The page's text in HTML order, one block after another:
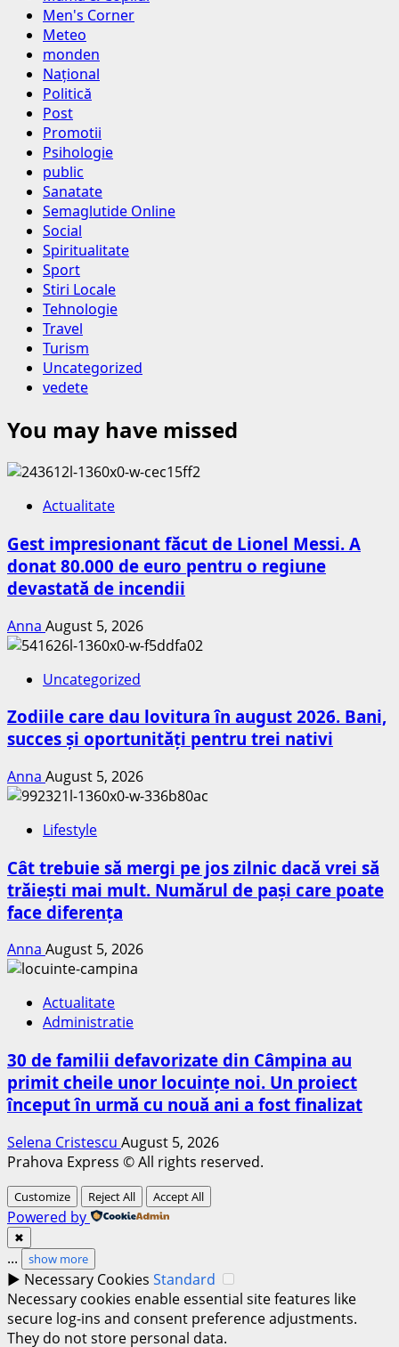
Men's Corner
Meteo
monden
Național
Politică
Post
Promotii
Psihologie
public
Sanatate
Semaglutide Online
Social
Spiritualitate
Sport
Stiri Locale
Tehnologie
Travel
Turism
Uncategorized
vedete
You may have missed
Actualitate
Gest impresionant făcut de Lionel Messi. A
donat 80.000 de euro pentru o regiune
devastată de incendii
Anna August 5, 2026
Uncategorized
Zodiile care dau lovitura în august 2026. Bani,
succes și oportunități pentru trei nativi
Anna August 5, 2026
Lifestyle
Cât trebuie să mergi pe jos zilnic dacă vrei să
trăiești mai mult. Numărul de pași care poate
face diferența
Anna August 5, 2026
Actualitate
Administratie
30 de familii defavorizate din Câmpina au
primit cheile unor locuințe noi. Un proiect
început în urmă cu nouă ani a fost finalizat
Selena Cristescu August 5, 2026
Prahova Express © All rights reserved.
Customize Reject All Accept All
Powered by
✖
... show more
► Necessary Cookies Standard
Necessary cookies enable essential site features like
secure log-ins and consent preference adjustments.
They do not store personal data.